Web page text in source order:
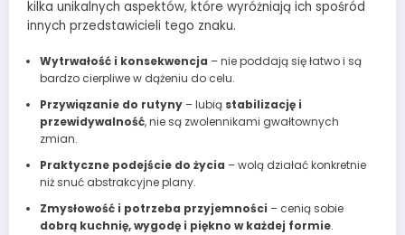
kilka unikalnych aspektów, które wyróżniają ich spośród
innych przedstawicieli tego znaku.
Wytrwałość i konsekwencja – nie poddają się łatwo i są
bardzo cierpliwe w dążeniu do celu.
Przywiązanie do rutyny– lubią stabilizację i
przewidywalność, nie są zwolennikami gwałtownych
zmian.
Praktyczne podejście do życia – wolą działać konkretnie
niż snuć abstrakcyjne plany.
Zmysłowość i potrzeba przyjemności – cenią sobie
dobrą kuchnię, wygodę i piękno w każdej formie.